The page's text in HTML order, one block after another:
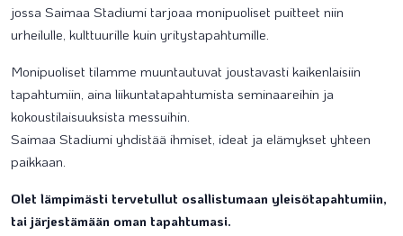
jossa Saimaa Stadiumi tarjoaa monipuoliset puitteet niin
urheilulle, kulttuurille kuin yritystapahtumille.
Monipuoliset tilamme muuntautuvat joustavasti kaikenlaisiin
tapahtumiin, aina liikuntatapahtumista seminaareihin ja
kokoustilaisuuksista messuihin.
​Saimaa Stadiumi yhdistää ihmiset, ideat ja elämykset yhteen
paikkaan.
Olet lämpimästi tervetullut osallistumaan yleisötapahtumiin,
tai järjestämään oman tapahtumasi.